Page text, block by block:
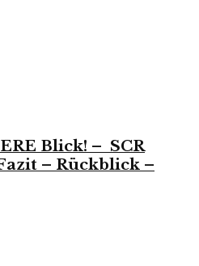
Blick! – SCR
– Rückblick –